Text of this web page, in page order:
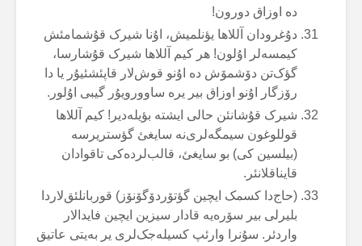
دە اوزاق دورون!
دۇغرودان آللاها یؤنلمیش، اۇنا شیرک قۇشمامئش
کیمسەلر اۇلون! هر کیم آللاها شیرک قۇشارسا،
گؤک‌تن دۆشمۆش دە اۇنو قوش‌لار قاپئشئیۇر یا دا
رۆزگار اۇنو اوزاق بیر یرە ساوورویۇر گیبی اۇلور.
شیرک قۇشانئن حالی ایشتە بؤیلەدیر! کیم آللاها
قوللوغون سیمگەلری‌نە سایغئ گؤستریرسە
(بیلسین کی) بو سایغئ، قالب‌لردەکی تاقوادان
قایناقلانئر.
(حاج‌دا کسمک ایچین گؤتۆردۆگۆنۆز) قوربانلئق‌لاردا
بلیرلی بیر سۆرەیە قادار سیزین ایچین فایدالار
واردئر. سۇنرا وارئپ کسیلەجک‌لری یر بەیتی عاتیق